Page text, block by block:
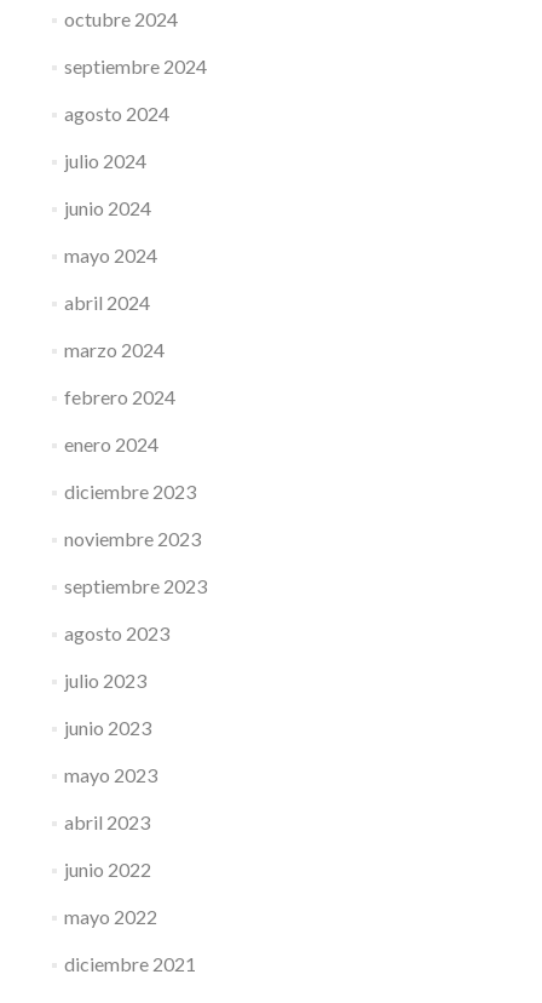
octubre 2024
septiembre 2024
agosto 2024
julio 2024
junio 2024
mayo 2024
abril 2024
marzo 2024
febrero 2024
enero 2024
diciembre 2023
noviembre 2023
septiembre 2023
agosto 2023
julio 2023
junio 2023
mayo 2023
abril 2023
junio 2022
mayo 2022
diciembre 2021